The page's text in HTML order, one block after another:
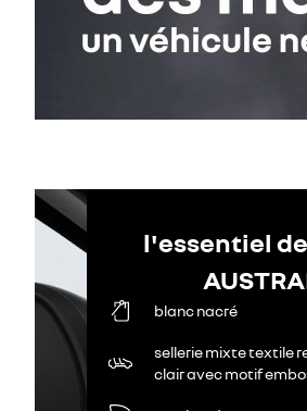
l'essentiel
blanc nacré
sellerie mixte textile
clair avec motif